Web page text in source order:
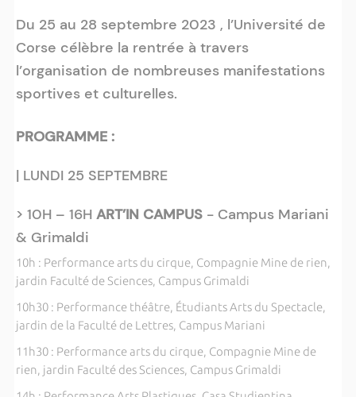
Du 25 au 28 septembre 2023 , l’Université de
Corse célèbre la rentrée à travers
l’organisation de nombreuses manifestations
sportives et culturelles.
PROGRAMME :
| LUNDI 25 SEPTEMBRE
> 10H – 16H ART’IN CAMPUS- Campus Mariani
& Grimaldi
10h : Performance arts du cirque, Compagnie Mine de rien,
jardin Faculté de Sciences, Campus Grimaldi
10h30 : Performance théâtre, Étudiants Arts du Spectacle,
jardin de la Faculté de Lettres, Campus Mariani
11h30 : Performance arts du cirque, Compagnie Mine de
rien, jardin Faculté des Sciences, Campus Grimaldi